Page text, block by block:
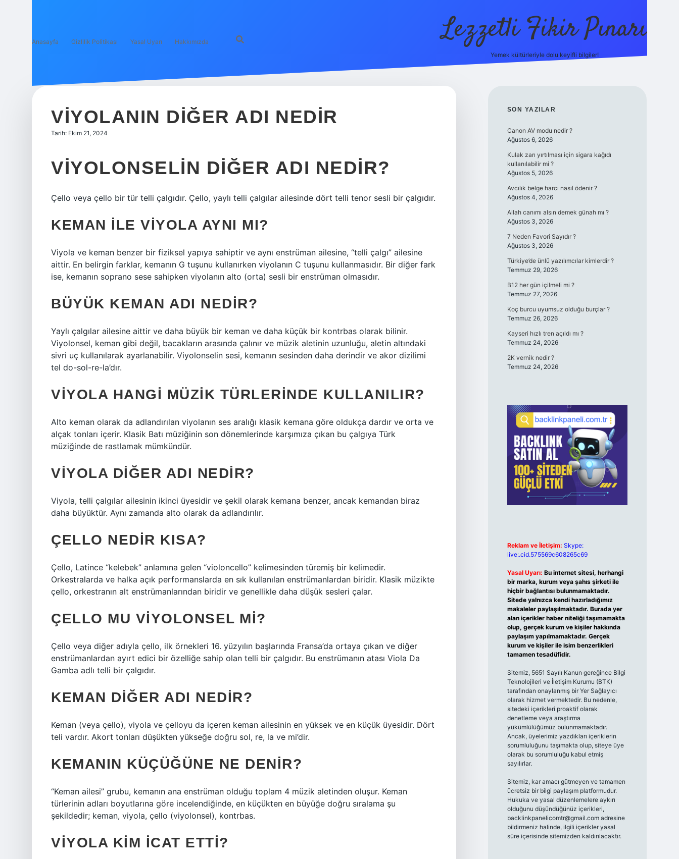
Anasayfa Gizlilik Politikası Yasal Uyarı Hakkımızda Lezzetli Fikir Pınarı
Yemek kültürleriyle dolu keyifli bilgiler!
VIYOLANIN DIĞER ADI NEDIR
Tarih: Ekim 21, 2024
VIYOLONSELIN DIĞER ADI NEDIR?
Çello veya çello bir tür telli çalgıdır. Çello, yaylı telli çalgılar ailesinde dört telli tenor sesli bir çalgıdır.
KEMAN ILE VIYOLA AYNI MI?
Viyola ve keman benzer bir fiziksel yapıya sahiptir ve aynı enstrüman ailesine, “telli çalgı” ailesine
aittir. En belirgin farklar, kemanın G tuşunu kullanırken viyolanın C tuşunu kullanmasıdır. Bir diğer fark
ise, kemanın soprano sese sahipken viyolanın alto (orta) sesli bir enstrüman olmasıdır.
BÜYÜK KEMAN ADI NEDIR?
Yaylı çalgılar ailesine aittir ve daha büyük bir keman ve daha küçük bir kontrbas olarak bilinir.
Viyolonsel, keman gibi değil, bacakların arasında çalınır ve müzik aletinin uzunluğu, aletin altındaki
sivri uç kullanılarak ayarlanabilir. Viyolonselin sesi, kemanın sesinden daha derindir ve akor dizilimi
tel do-sol-re-la’dır.
VIYOLA HANGI MÜZIK TÜRLERINDE KULLANILIR?
Alto keman olarak da adlandırılan viyolanın ses aralığı klasik kemana göre oldukça dardır ve orta ve
alçak tonları içerir. Klasik Batı müziğinin son dönemlerinde karşımıza çıkan bu çalgıya Türk
müziğinde de rastlamak mümkündür.
VIYOLA DIĞER ADI NEDIR?
Viyola, telli çalgılar ailesinin ikinci üyesidir ve şekil olarak kemana benzer, ancak kemandan biraz
daha büyüktür. Aynı zamanda alto olarak da adlandırılır.
ÇELLO NEDIR KISA?
Çello, Latince “kelebek” anlamına gelen “violoncello” kelimesinden türemiş bir kelimedir.
Orkestralarda ve halka açık performanslarda en sık kullanılan enstrümanlardan biridir. Klasik müzikte
çello, orkestranın alt enstrümanlarından biridir ve genellikle daha düşük sesleri çalar.
ÇELLO MU VIYOLONSEL MI?
Çello veya diğer adıyla çello, ilk örnekleri 16. yüzyılın başlarında Fransa’da ortaya çıkan ve diğer
enstrümanlardan ayırt edici bir özelliğe sahip olan telli bir çalgıdır. Bu enstrümanın atası Viola Da
Gamba adlı telli bir çalgıdır.
KEMAN DIĞER ADI NEDIR?
Keman (veya çello), viyola ve çelloyu da içeren keman ailesinin en yüksek ve en küçük üyesidir. Dört
teli vardır. Akort tonları düşükten yükseğe doğru sol, re, la ve mi’dir.
KEMANIN KÜÇÜĞÜNE NE DENIR?
“Keman ailesi” grubu, kemanın ana enstrüman olduğu toplam 4 müzik aletinden oluşur. Keman
türlerinin adları boyutlarına göre incelendiğinde, en küçükten en büyüğe doğru sıralama şu
şekildedir; keman, viyola, çello (viyolonsel), kontrbas.
VIYOLA KIM ICAT ETTI?
SIDEBAR
SON YAZILAR
Canon AV modu nedir ?
Ağustos 6, 2026
Kulak zarı yırtılması için sigara kağıdı
kullanılabilir mi ?
Ağustos 5, 2026
Avcılık belge harcı nasıl ödenir ?
Ağustos 4, 2026
Allah canımı alsın demek günah mı ?
Ağustos 3, 2026
7 Neden Favori Sayıdır ?
Ağustos 3, 2026
Türkiye’de ünlü yazılımcılar kimlerdir ?
Temmuz 29, 2026
B12 her gün içilmeli mi ?
Temmuz 27, 2026
Koç burcu uyumsuz olduğu burçlar ?
Temmuz 26, 2026
Kayseri hızlı tren açıldı mı ?
Temmuz 24, 2026
2K vernik nedir ?
Temmuz 24, 2026
Reklam ve İletişim: Skype:
live:.cid.575569c608265c69
Yasal Uyarı: Bu internet sitesi, herhangi
bir marka, kurum veya şahıs şirketi ile
hiçbir bağlantısı bulunmamaktadır.
Sitede yalnızca kendi hazırladığımız
makaleler paylaşılmaktadır. Burada yer
alan içerikler haber niteliği taşımamakta
olup, gerçek kurum ve kişiler hakkında
paylaşım yapılmamaktadır. Gerçek
kurum ve kişiler ile isim benzerlikleri
tamamen tesadüfidir.
Sitemiz, 5651 Sayılı Kanun gereğince Bilgi
Teknolojileri ve İletişim Kurumu (BTK)
tarafından onaylanmış bir Yer Sağlayıcı
olarak hizmet vermektedir. Bu nedenle,
sitedeki içerikleri proaktif olarak
denetleme veya araştırma
yükümlülüğümüz bulunmamaktadır.
Ancak, üyelerimiz yazdıkları içeriklerin
sorumluluğunu taşımakta olup, siteye üye
olarak bu sorumluluğu kabul etmiş
sayılırlar.
Sitemiz, kar amacı gütmeyen ve tamamen
ücretsiz bir bilgi paylaşım platformudur.
Hukuka ve yasal düzenlemelere aykırı
olduğunu düşündüğünüz içerikleri,
backlinkpanelicomtr@gmail.comadresine
bildirmeniz halinde, ilgili içerikler yasal
süre içerisinde sitemizden kaldırılacaktır.